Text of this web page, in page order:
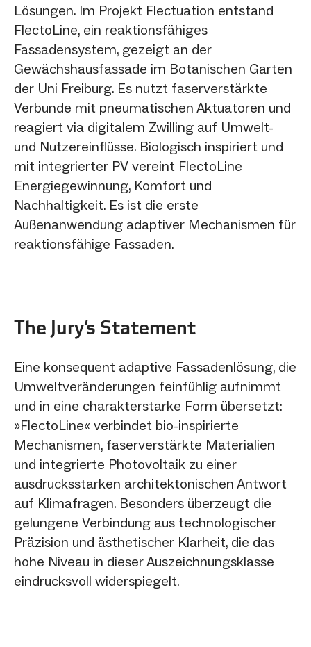
Lösungen. Im Projekt Flectuation entstand
FlectoLine, ein reaktionsfähiges
Fassadensystem, gezeigt an der
Gewächshausfassade im Botanischen Garten
der Uni Freiburg. Es nutzt faserverstärkte
Verbunde mit pneumatischen Aktuatoren und
reagiert via digitalem Zwilling auf Umwelt-
und Nutzereinflüsse. Biologisch inspiriert und
mit integrierter PV vereint FlectoLine
Energiegewinnung, Komfort und
Nachhaltigkeit. Es ist die erste
Außenanwendung adaptiver Mechanismen für
reaktionsfähige Fassaden.
The Jury‘s Statement
Eine konsequent adaptive Fassadenlösung, die
Umweltveränderungen feinfühlig aufnimmt
und in eine charakterstarke Form übersetzt:
»FlectoLine« verbindet bio-inspirierte
Mechanismen, faserverstärkte Materialien
und integrierte Photovoltaik zu einer
ausdrucksstarken architektonischen Antwort
auf Klimafragen. Besonders überzeugt die
gelungene Verbindung aus technologischer
Präzision und ästhetischer Klarheit, die das
hohe Niveau in dieser Auszeichnungsklasse
eindrucksvoll widerspiegelt.